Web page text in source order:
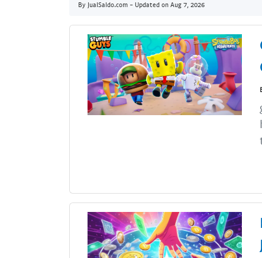
By JualSaldo.com - Updated on Aug 7, 2026